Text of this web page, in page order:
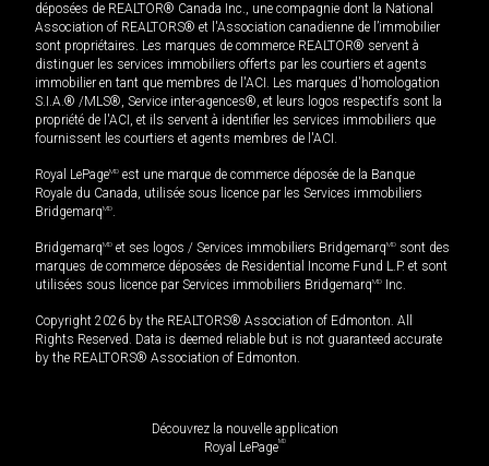
déposées de REALTOR® Canada Inc., une compagnie dont la National
Association of REALTORS® et l'Association canadienne de l’immobilier
sont propriétaires. Les marques de commerce REALTOR® servent à
distinguer les services immobiliers offerts par les courtiers et agents
immobilier en tant que membres de l'ACI. Les marques d'homologation
S.I.A.® /MLS®, Service inter-agences®, et leurs logos respectifs sont la
propriété de l'ACI, et ils servent à identifier les services immobiliers que
fournissent les courtiers et agents membres de l'ACI.
Royal LePageMD est une marque de commerce déposée de la Banque
Royale du Canada, utilisée sous licence par les Services immobiliers
BridgemarqMD.
BridgemarqMD et ses logos / Services immobiliers BridgemarqMD sont des
marques de commerce déposées de Residential Income Fund L.P. et sont
utilisées sous licence par Services immobiliers BridgemarqMD Inc.
Copyright 2026 by the REALTORS® Association of Edmonton. All
Rights Reserved. Data is deemed reliable but is not guaranteed accurate
by the REALTORS® Association of Edmonton.
Découvrez la nouvelle application
Royal LePageMD